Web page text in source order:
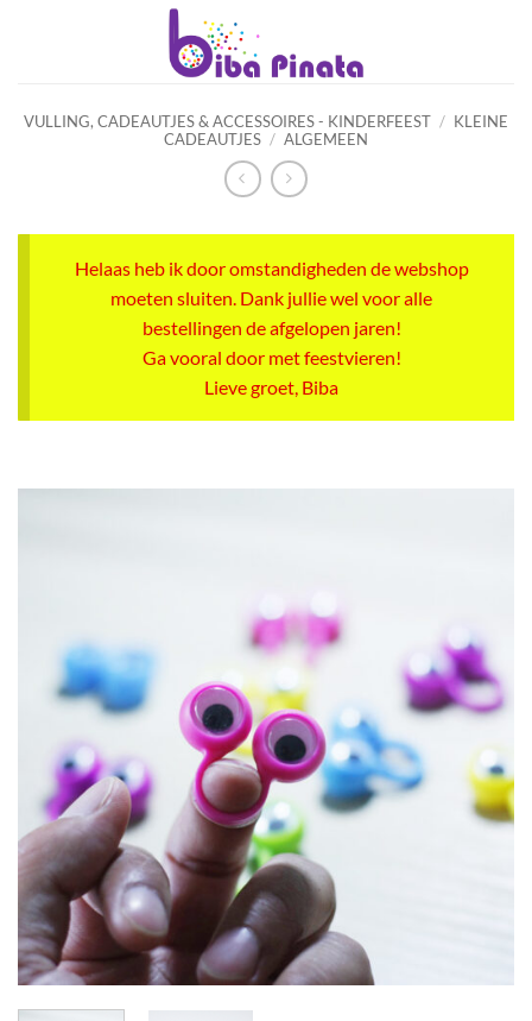
VULLING, CADEAUTJES & ACCESSOIRES - KINDERFEEST / KLEINE
CADEAUTJES / ALGEMEEN
Helaas heb ik door omstandigheden de webshop
moeten sluiten. Dank jullie wel voor alle
bestellingen de afgelopen jaren!
Ga vooral door met feestvieren!
Lieve groet, Biba